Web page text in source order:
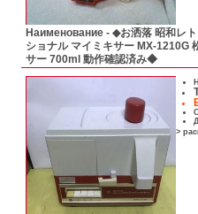
Наименование - ◆お洒落 昭和レ
ショナル マイミキサー MX-1210G
サー 700ml 動作確認済み◆
>